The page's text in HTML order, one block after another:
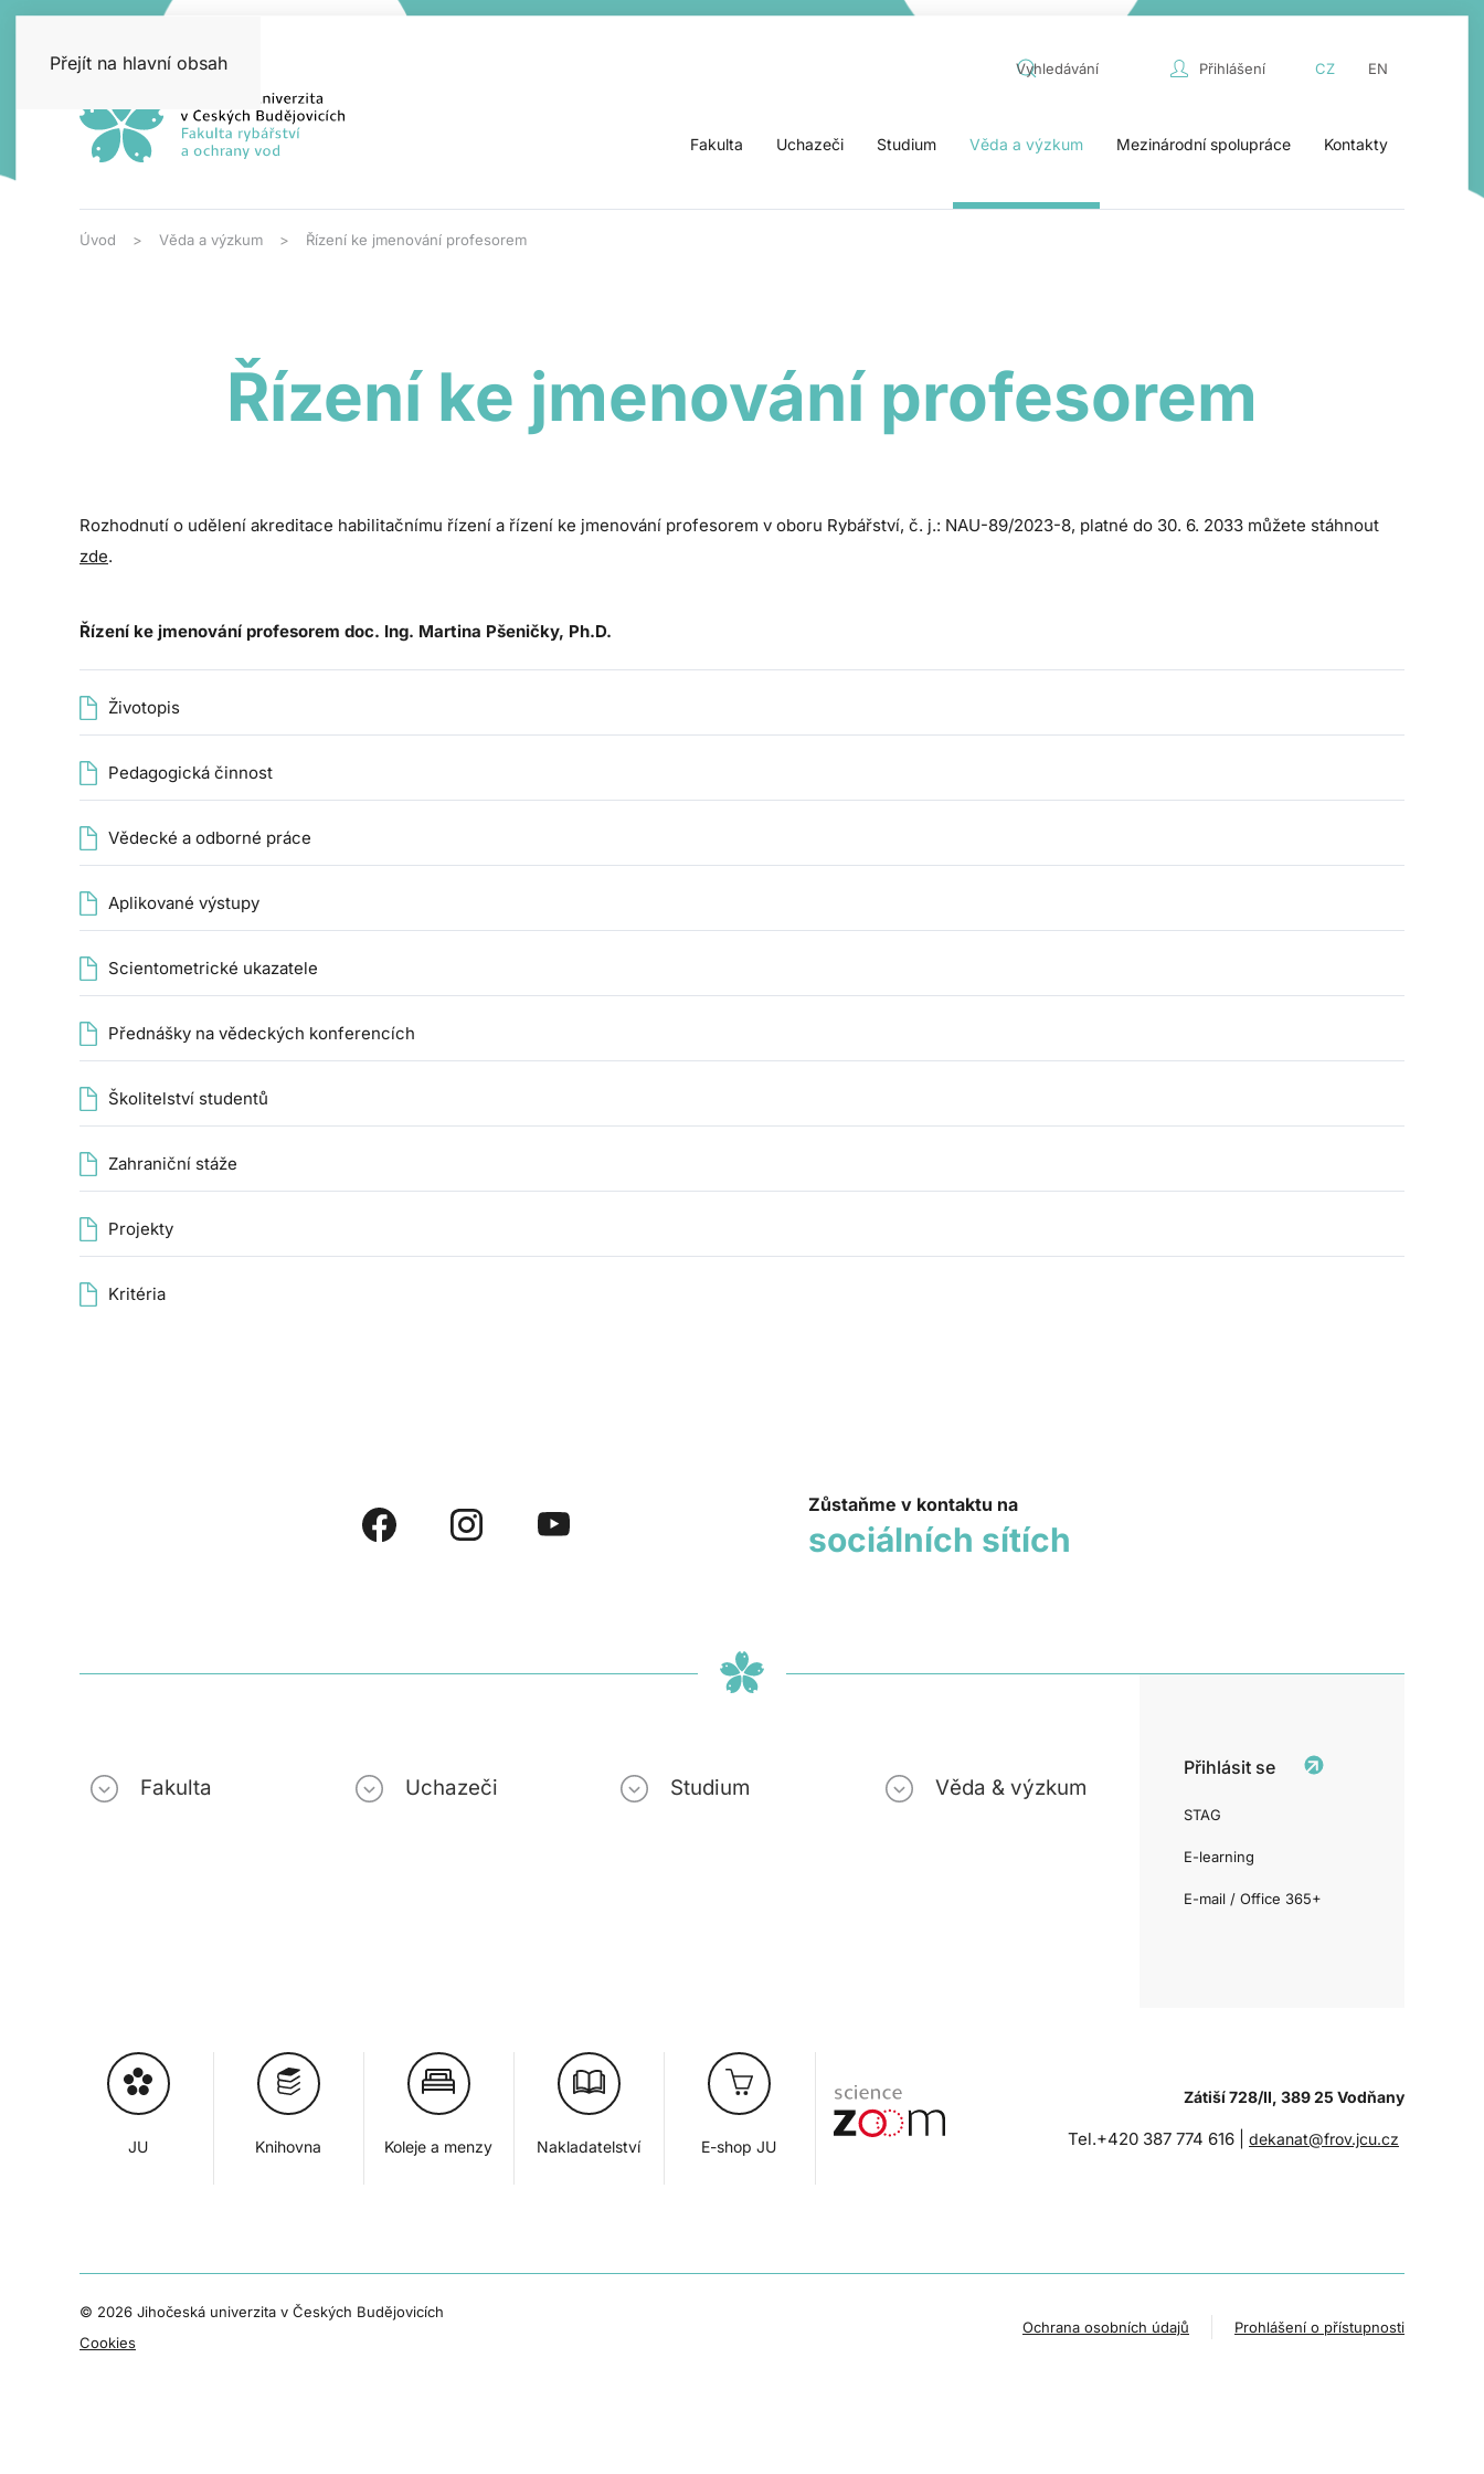
Přejít na hlavní obsah Přihlášení CZ EN
Fakulta Uchazeči Studium Věda a výzkum Mezinárodní spolupráce Kontakty
Úvod Věda a výzkum Řízení ke jmenování profesorem
Řízení ke jmenování profesorem
Rozhodnutí o udělení akreditace habilitačnímu řízení a řízení ke jmenování profesorem v oboru Rybářství, č. j.: NAU-89/2023-8, platné do 30. 6. 2033 můžete stáhnout
zde.
Řízení ke jmenování profesorem doc. Ing. Martina Pšeničky, Ph.D.
Životopis
Pedagogická činnost
Vědecké a odborné práce
Aplikované výstupy
Scientometrické ukazatele
Přednášky na vědeckých konferencích
Školitelství studentů
Zahraniční stáže
Projekty
Kritéria
Zůstaňme v kontaktu na
sociálních sítích
Fakulta Uchazeči Studium Věda & výzkum
Přihlásit se
STAG
E-learning
E-mail / Office 365+
JU Knihovna Koleje a menzy Nakladatelství E-shop JU
Zátiší 728/II, 389 25 Vodňany
Tel.+420 387 774 616 |dekanat@frov.jcu.cz
© 2026 Jihočeská univerzita v Českých Budějovicích
Cookies
Ochrana osobních údajů Prohlášení o přístupnosti